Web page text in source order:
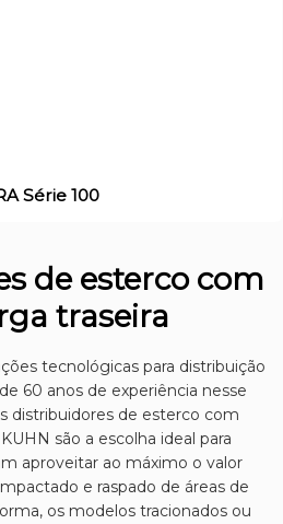
Série 100
de esterco com
traseira
tecnológicas para distribuição
60 anos de experiência nesse
distribuidores de esterco com
são a escolha ideal para
aproveitar ao máximo o valor
e raspado de áreas de
os modelos tracionados ou